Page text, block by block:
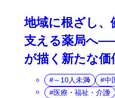
地域に根ざし
支える薬局へ
が描く新たな価
～10人未満
中
医療・福祉・介護